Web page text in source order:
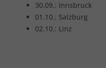
30.09.: Innsbruck
01.10.: Salzburg
02.10.: Linz